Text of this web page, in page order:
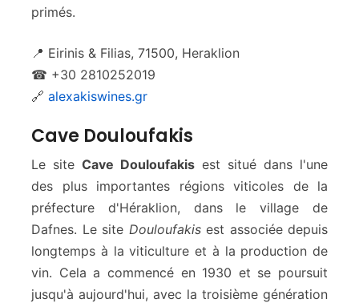
primés.
📍 Eirinis & Filias, 71500, Heraklion
☎ +30 2810252019
🔗 alexakiswines.gr
Cave Douloufakis
Le site Cave Douloufakis est situé dans l'une
des plus importantes régions viticoles de la
préfecture d'Héraklion, dans le village de
Dafnes. Le site Douloufakisest associée depuis
longtemps à la viticulture et à la production de
vin. Cela a commencé en 1930 et se poursuit
jusqu'à aujourd'hui, avec la troisième génération